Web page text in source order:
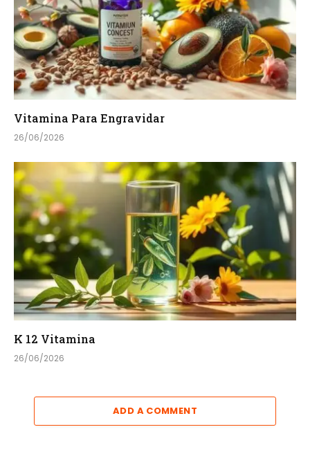
Vitamina Para Engravidar
26/06/2026
K 12 Vitamina
26/06/2026
ADD A COMMENT